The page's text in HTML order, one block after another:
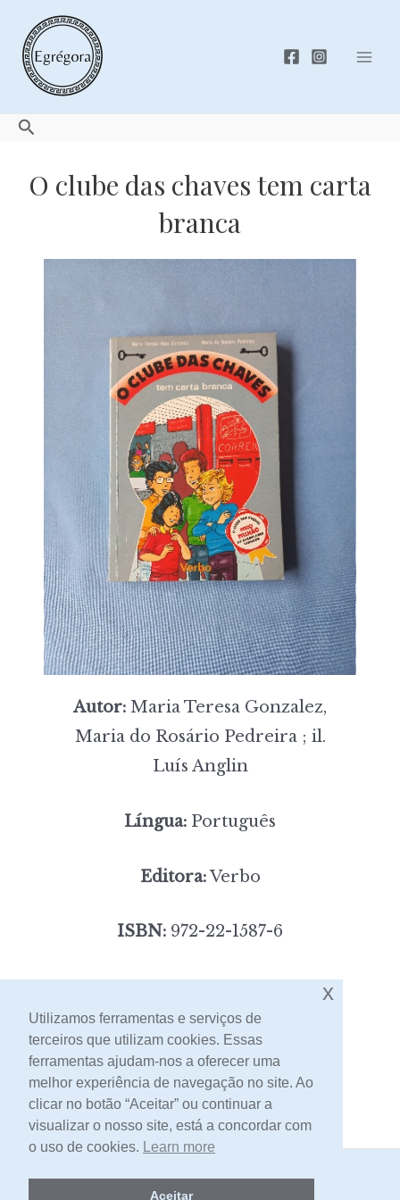
content
Search
O clube das chaves tem carta
branca
Autor: Maria Teresa Gonzalez,
Maria do Rosário Pedreira ; il.
Luís Anglin
Língua: Português
Editora:Verbo
ISBN: 972-22-1587-6
[portes incluídos]
Contacto
2026 -Livraria Egrégora
Utilizamos ferramentas e serviços de
terceiros que utilizam cookies. Essas
ferramentas ajudam-nos a oferecer uma
melhor experiência de navegação no site. Ao
clicar no botão “Aceitar” ou continuar a
visualizar o nosso site, está a concordar com
o uso de cookies. Learn more
Aceitar
x